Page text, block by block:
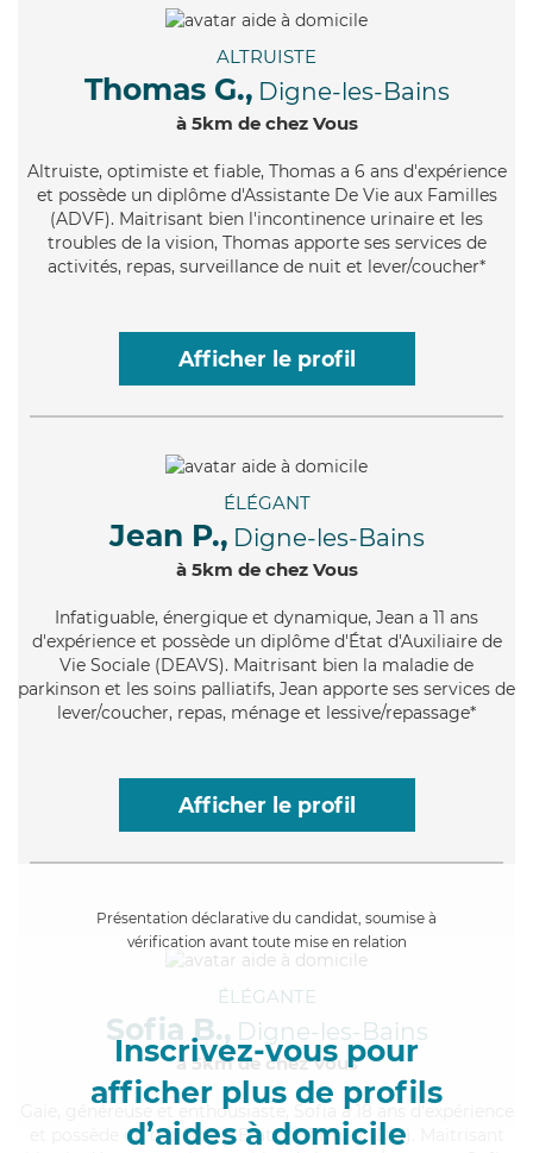
ALTRUISTE
Thomas G., Digne-les-Bains
à 5km de chez Vous
Altruiste, optimiste et fiable, Thomas a 6 ans d'expérience
et possède un diplôme d'Assistante De Vie aux Familles
(ADVF). Maitrisant bien l'incontinence urinaire et les
troubles de la vision, Thomas apporte ses services de
activités, repas, surveillance de nuit et lever/coucher*
Afficher le profil
ÉLÉGANT
Jean P., Digne-les-Bains
à 5km de chez Vous
Infatiguable, énergique et dynamique, Jean a 11 ans
d'expérience et possède un diplôme d'État d'Auxiliaire de
Vie Sociale (DEAVS). Maitrisant bien la maladie de
parkinson et les soins palliatifs, Jean apporte ses services de
lever/coucher, repas, ménage et lessive/repassage*
Afficher le profil
Présentation déclarative du candidat, soumise à
vérification avant toute mise en relation
Inscrivez-vous pour
afficher plus de profils
d’aides à domicile
ÉLÉGANTE
Sofia B., Digne-les-Bains
à 5km de chez Vous
, généreuse et enthousiaste, Sofia a 18 ans d'expérience
et possède un diplôme d'Etat d'infirmier (DEI). Maitrisant